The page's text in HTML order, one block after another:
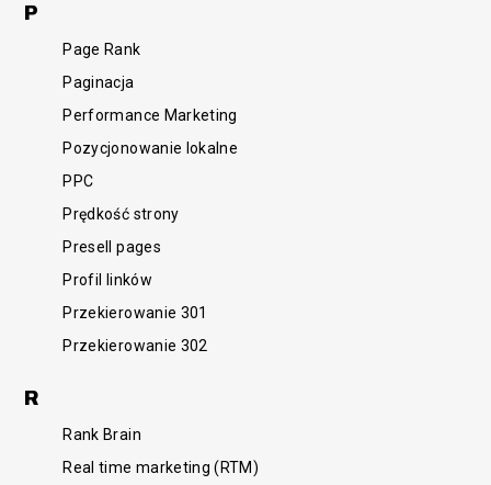
P
Page Rank
Paginacja
Performance Marketing
Pozycjonowanie lokalne
PPC
Prędkość strony
Presell pages
Profil linków
Przekierowanie 301
Przekierowanie 302
R
Rank Brain
Real time marketing (RTM)